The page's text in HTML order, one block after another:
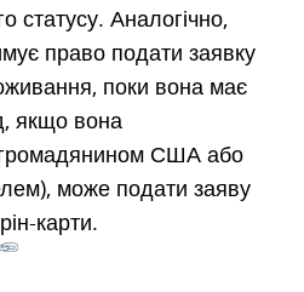
статусу. Аналогічно,
право подати заявку
поки вона має
якщо вона
США або
може подати заяву
карти.